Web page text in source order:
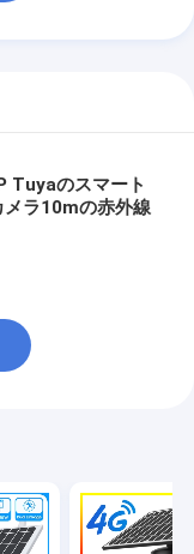
Tuyaのスマート
メラ10mの赤外線